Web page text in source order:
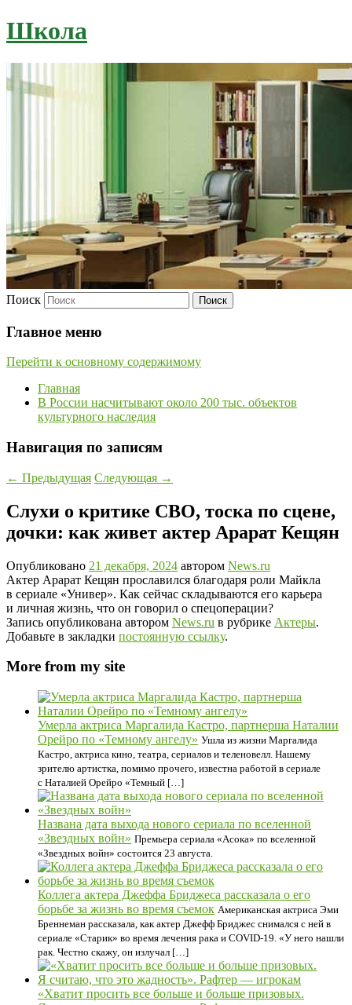
Школа
Поиск
Главное меню
Перейти к основному содержимому
Главная
В России насчитывают около 200 тыс. объектов
культурного наследия
Навигация по записям
← Предыдущая Следующая →
Слухи о критике СВО, тоска по сцене,
дочки: как живет актер Арарат Кещян
Опубликовано 21 декабря, 2024 автором News.ru
Актер Арарат Кещян прославился благодаря роли Майкла
в сериале «Универ». Как сейчас складываются его карьера
и личная жизнь, что он говорил о спецоперации?
Запись опубликована автором News.ru в рубрике Актеры.
Добавьте в закладки постоянную ссылку.
More from my site
Умерла актриса Маргалида Кастро, партнерша Наталии
Орейро по «Темному ангелу» Ушла из жизни Маргалида
Кастро, актриса кино, театра, сериалов и теленовелл. Нашему
зрителю артистка, помимо прочего, известна работой в сериале
с Наталией Орейро «Темный […]
Названа дата выхода нового сериала по вселенной
«Звездных войн» Премьера сериала «Асока» по вселенной
«Звездных войн» состоится 23 августа.
Коллега актера Джеффа Бриджеса рассказала о его
борьбе за жизнь во время съемок Американская актриса Эми
Бреннеман рассказала, как актер Джефф Бриджес снимался с ней в
сериале «Старик» во время лечения рака и COVID-19. «У него нашли
рак. Честно скажу, он излучал […]
«Хватит просить все больше и больше призовых.